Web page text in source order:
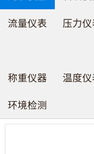
流量仪表
压力
称重仪器
温度
环境检测